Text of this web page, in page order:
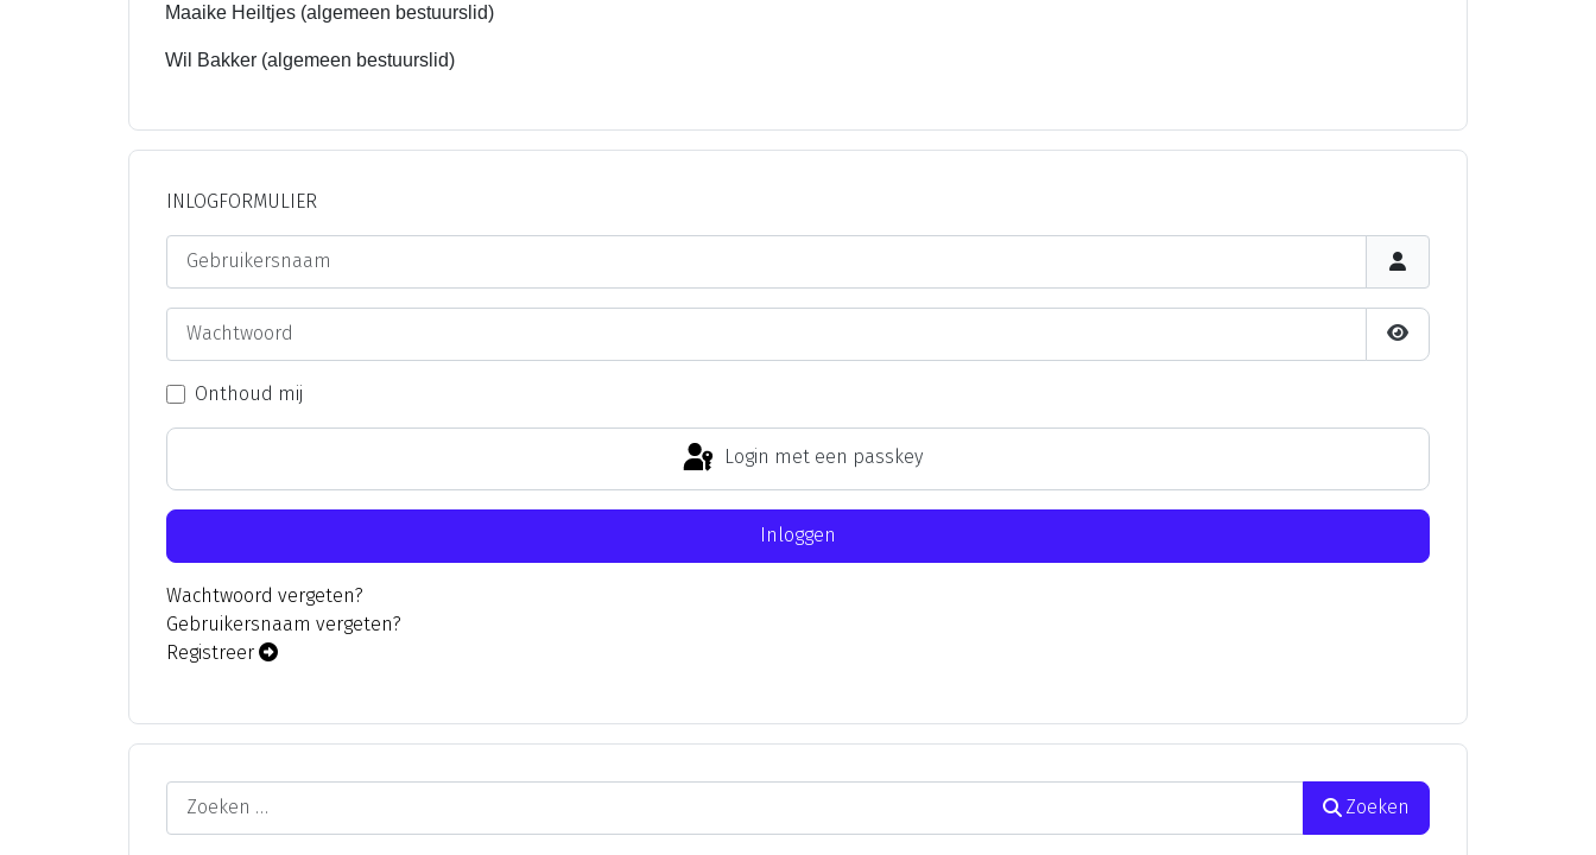
Maaike Heiltjes (algemeen bestuurslid)
Wil Bakker (algemeen bestuurslid)
INLOGFORMULIER
Gebruikersnaam
Wachtwoord
Toon wachtwoord
Onthoud mij
Login met een passkey
Inloggen
Wachtwoord vergeten?
Gebruikersnaam vergeten?
Registreer
Zoeken
Zoeken